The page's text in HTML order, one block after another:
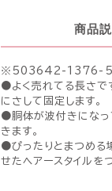
商品
※503642-1376-58
●よく売れてる長さで
にさして固定します。
●胴体が波付きになっ
きます。
●ぴったりとまつめる
せたヘアースタイルを